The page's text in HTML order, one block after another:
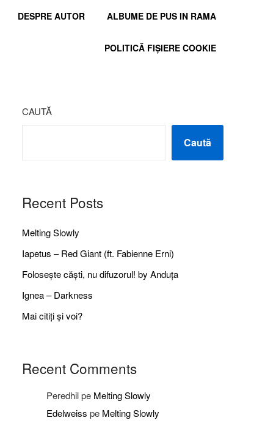
DESPRE AUTOR ALBUME DE PUS IN RAMA
POLITICĂ FIȘIERE COOKIE
CAUTĂ
Caută
Recent Posts
Melting Slowly
Iapetus – Red Giant (ft. Fabienne Erni)
Folosește căști, nu difuzorul! by Anduța
Ignea – Darkness
Mai citiți și voi?
Recent Comments
Peredhilpe Melting Slowly
Edelweiss pe Melting Slowly